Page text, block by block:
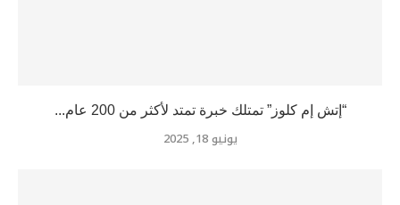
“إتش إم كلوز” تمتلك خبرة تمتد لأكثر من 200 عام...
يونيو 18, 2025